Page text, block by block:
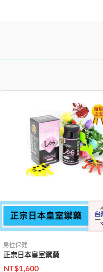
男性保健
正宗日本皇室禦藥
NT$1,600